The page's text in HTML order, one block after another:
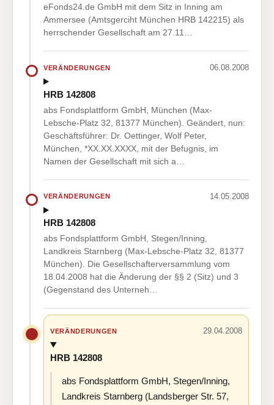
eFonds24.de GmbH mit dem Sitz in Inning am
Ammersee (Amtsgerciht München HRB 142215) als
herrschender Gesellschaft am 27.11…
VERÄNDERUNGEN 06.08.2008
HRB 142808
abs Fondsplattform GmbH, München (Max-
Lebsche-Platz 32, 81377 München). Geändert, nun:
Geschäftsführer: Dr. Oettinger, Wolf Peter,
München, *XX.XX.XXXX, mit der Befugnis, im
Namen der Gesellschaft mit sich a…
VERÄNDERUNGEN 14.05.2008
HRB 142808
abs Fondsplattform GmbH, Stegen/Inning,
Landkreis Starnberg (Max-Lebsche-Platz 32, 81377
München). Die Gesellschafterversammlung vom
18.04.2008 hat die Änderung der §§ 2 (Sitz) und 3
(Gegenstand des Unterneh…
VERÄNDERUNGEN 29.04.2008
HRB 142808
abs Fondsplattform GmbH, Stegen/Inning,
Landkreis Starnberg (Landsberger Str. 57,